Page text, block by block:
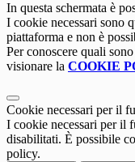
In questa schermata è
I cookie necessari sono
piattaforma e non è
Per conoscere quali
visionare la COOKIE
Cookie necessari per il
I cookie necessari per il
disabilitati. È possibile
policy.